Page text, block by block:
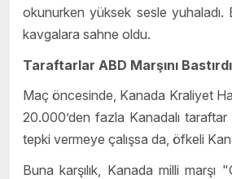
okunurken yüksek sesle yuhaladı.
kavgalara sahne oldu.
Taraftarlar ABD Marşını
Maç öncesinde, Kanada Kraliyet
20.000’den fazla Kanadalı taraftar
tepki vermeye çalışsa da, öfkeli
Buna karşılık, Kanada milli